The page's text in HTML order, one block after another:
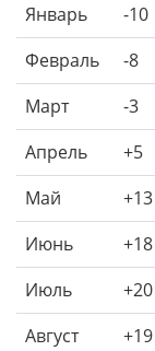
Январь
-10
Февраль
-8
Март
-3
Апрель
+5
Май
+13
Июнь
+18
Июль
+20
Август
+19